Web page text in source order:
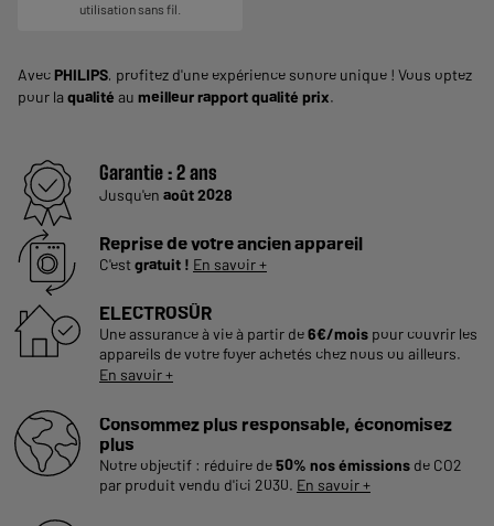
utilisation sans fil.
AvecPHILIPS, profitez d'une expérience sonore unique ! Vous optez
pour laqualité au meilleur rapport qualité prix.
Garantie :2 ans
Jusqu'en août 2028
Reprise de votre ancien appareil
C'estgratuit ! En savoir +
ELECTROSÛR
Une assurance à vie à partir de6€/mois pour couvrir les
appareils de votre foyer achetés chez nous ou ailleurs.
En savoir +
Consommez plus responsable, économisez
plus
Notre objectif : réduire de50% nos émissions de CO2
par produit vendu d'ici 2030. En savoir +